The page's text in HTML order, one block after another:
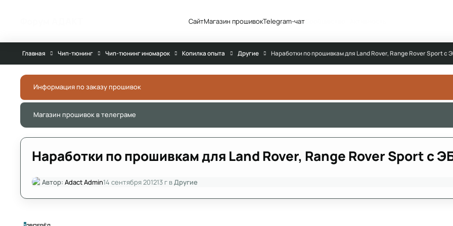
СайтМагазин прошивокTelegram-чатСообщество
Главная Чип-тюнинг Чип-тюнинг иномарок Копилка опыта Другие Наработки по прошивкам для Land Rover, Range Rover Sport с
Информация по заказу прошивок
Магазин прошивок в телеграме
Наработки по прошивкам для Land Rover, Range Rover Sport с
Автор: Adact Admin14 сентября 201213 гвДругие